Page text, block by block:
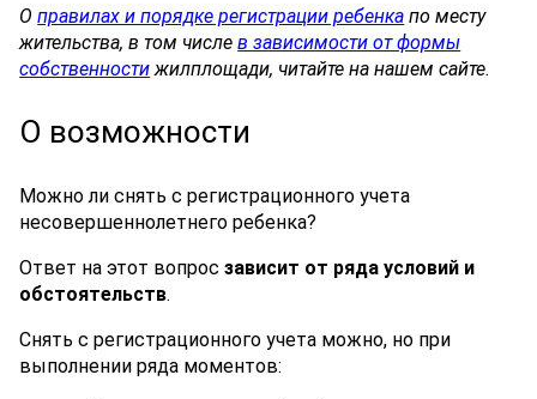
Оправилах и порядке регистрации ребенка по месту
жительства, в том числев зависимости от формы
собственностижилплощади, читайте на нашем сайте.
О возможности
Можно ли снять с регистрационного учета
несовершеннолетнего ребенка?
Ответ на этот вопросзависит от ряда условий и
обстоятельств.
Снять с регистрационного учета можно, но при
выполнении ряда моментов: